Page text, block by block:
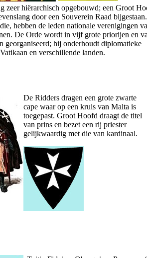
zeer hiërarchisch opgebouwd; een Groot
door een Souverein Raad
hebben de leden nationale verenigingen
De Orde wordt in vijf grote priorijen en
georganiseerd; hij onderhoudt diplomatieke
en verschillende landen.
De Ridders dragen een grote zwarte
cape waar op een kruis van Malta is
toegepast. Groot Hoofd draagt de titel
van prins en bezet een rij priester
gelijkwaardig met die van kardinaal.